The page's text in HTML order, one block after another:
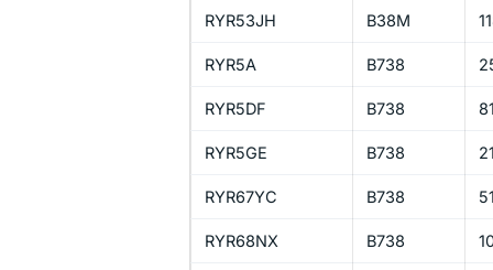
RYR53JH B38M
RYR5A B738
RYR5DF B738
RYR5GE B738
RYR67YC B738
RYR68NX B738